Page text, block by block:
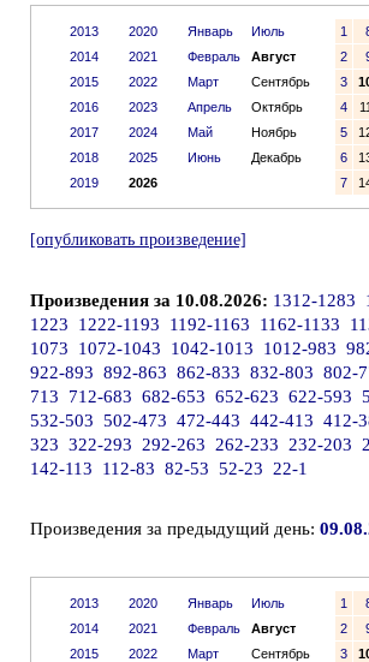
2013
2014
2015
2016
2017
2018
2019
2020
2021
2022
2023
2024
2025
2026
Январь
Июль
Февраль
Август
Март
Сентябрь
Апрель
Октябрь
Май
Ноябрь
Июнь
Декабрь
1
2
3
4
11
5
6
7
[опубликовать произведение]
Произведения за 10.08.2026: 1312-1283
1223
1222-1193 1192-1163 1162-1133
1073
1072-1043 1042-1013 1012-983
922-893 892-863 862-833 832-803 802-
713
712-683 682-653 652-623 622-593
532-503 502-473 472-443 442-413 412-
323 322-293 292-263 262-233 232-203
142-113
112-83 82-53 52-23 22-1
Произведения за предыдущий день:
2013
2014
2015
2020
2021
2022
Январь
Июль
Февраль
Август
Март
Сентябрь
1
2
3